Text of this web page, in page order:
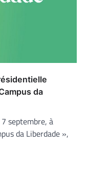
da
septembre, à
da Liberdade »,